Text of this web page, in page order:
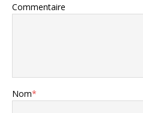
Commentaire
Nom*